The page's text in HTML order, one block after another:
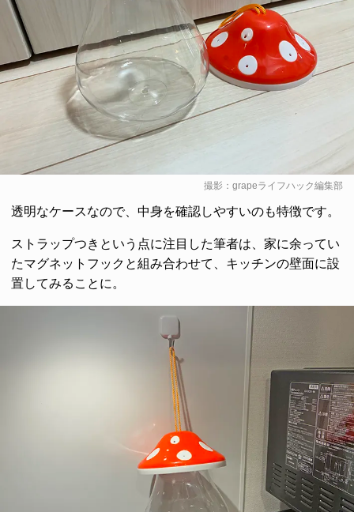
撮影：grapeライフハック編集部
透明なケースなので、中身を確認しやすいのも特徴です。
ストラップつきという点に注目した筆者は、家に余ってい
たマグネットフックと組み合わせて、キッチンの壁面に設
置してみることに。